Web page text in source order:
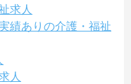
求人
績ありの介護・福祉
人